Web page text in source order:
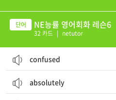
NE능률 영어회화 레슨6
32 카드 | netutor
confused
absolutely